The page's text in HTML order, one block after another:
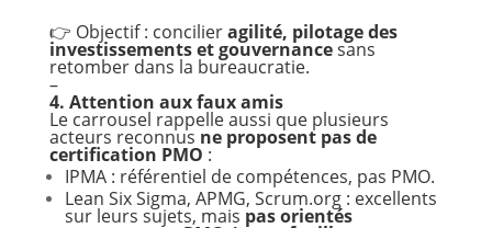
👉 Objectif : concilieragilité, pilotage des
investissements et gouvernancesans
retomber dans la bureaucratie.
–
4. Attention aux faux amis
Le carrousel rappelle aussi que plusieurs
acteurs reconnus ne proposent pas de
certification PMO :
IPMA : référentiel de compétences, pas PMO.
Lean Six Sigma, APMG, Scrum.org : excellents
sur leurs sujets, mais pas orientés